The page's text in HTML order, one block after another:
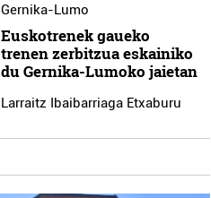
Gernika-Lumo
Euskotrenek gaueko
trenen zerbitzua eskainiko
du Gernika-Lumoko jaietan
Larraitz Ibaibarriaga Etxaburu